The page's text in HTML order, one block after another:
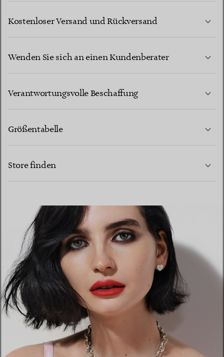
Kostenloser Versand und Rückversand
Wenden Sie sich an einen Kundenberater
Verantwortungsvolle Beschaffung
Größentabelle
Store finden
EINEN STORE IN IHRER NÄHE FINDEN